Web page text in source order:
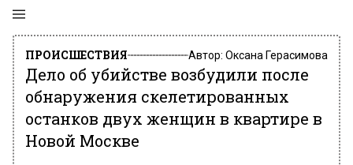
ПРОИСШЕСТВИЯ Автор: Оксана Герасимова
Дело об убийстве возбудили после
обнаружения скелетированных
останков двух женщин в квартире в
Новой Москве